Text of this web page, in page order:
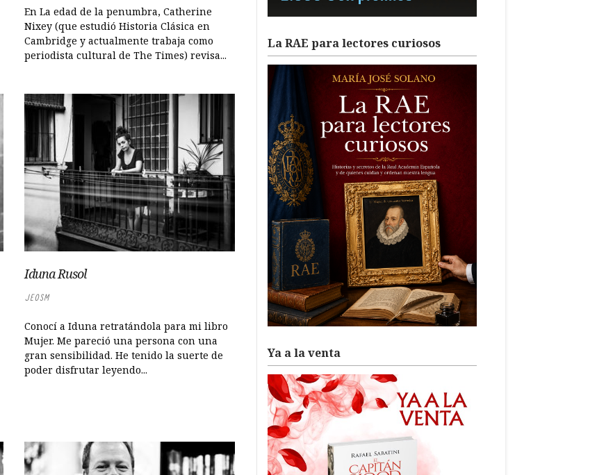
En La edad de la penumbra, Catherine
Nixey (que estudió Historia Clásica en
Cambridge y actualmente trabaja como
periodista cultural de The Times) revisa...
Iduna Rusol
JEOSM
Conocí a Iduna retratándola para mi libro
Mujer. Me pareció una persona con una
gran sensibilidad. He tenido la suerte de
poder disfrutar leyendo...
La RAE para lectores curiosos
Ya a la venta